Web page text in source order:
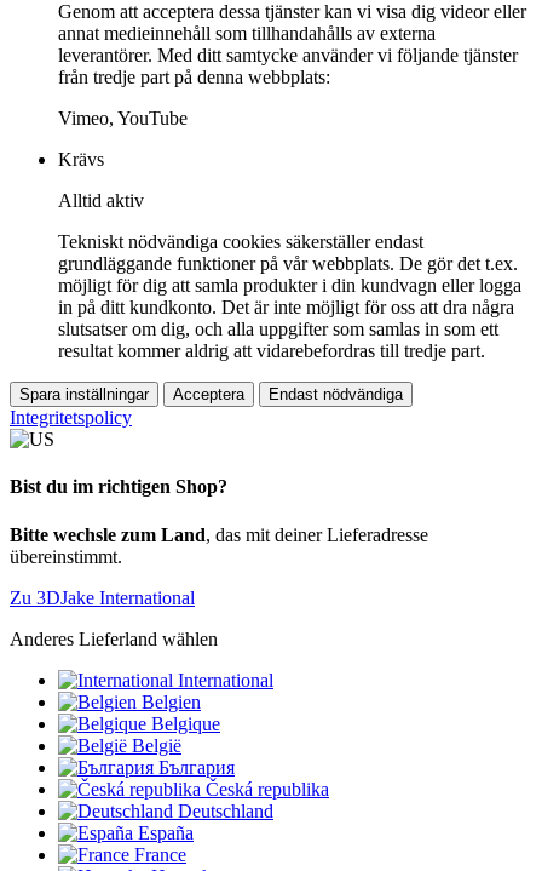
Genom att acceptera dessa tjänster kan vi visa dig videor eller
annat medieinnehåll som tillhandahålls av externa
leverantörer. Med ditt samtycke använder vi följande tjänster
från tredje part på denna webbplats:
Vimeo, YouTube
Krävs
Alltid aktiv
Tekniskt nödvändiga cookies säkerställer endast
grundläggande funktioner på vår webbplats. De gör det t.ex.
möjligt för dig att samla produkter i din kundvagn eller logga
in på ditt kundkonto. Det är inte möjligt för oss att dra några
slutsatser om dig, och alla uppgifter som samlas in som ett
resultat kommer aldrig att vidarebefordras till tredje part.
Spara inställningar Acceptera Endast nödvändiga
Integritetspolicy
Bist du im richtigen Shop?
Bitte wechsle zum Land, das mit deiner Lieferadresse
übereinstimmt.
Zu 3DJake International
Anderes Lieferland wählen
International
Belgien
Belgique
België
България
Česká republika
Deutschland
España
France